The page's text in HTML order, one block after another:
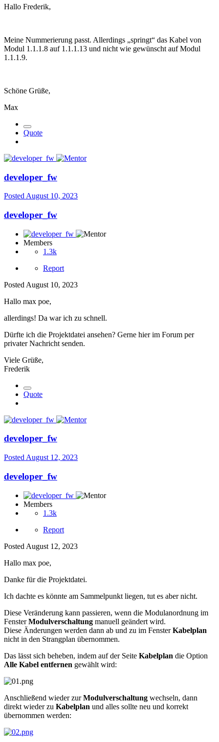
Hallo Frederik,
Meine Nummerierung passt. Allerdings „springt“ das Kabel von
Modul 1.1.1.8 auf 1.1.1.13 und nicht wie gewünscht auf Modul
1.1.1.9.
Schöne Grüße,
Max
Quote
developer_fw
Posted August 10, 2023
developer_fw
Members
1.3k
Report
Posted August 10, 2023
Hallo max poe,
allerdings! Da war ich zu schnell.
Dürfte ich die Projektdatei ansehen? Gerne hier im Forum per
privater Nachricht senden.
Viele Grüße,
Frederik
Quote
developer_fw
Posted August 12, 2023
developer_fw
Members
1.3k
Report
Posted August 12, 2023
Hallo max poe,
Danke für die Projektdatei.
Ich dachte es könnte am Sammelpunkt liegen, tut es aber nicht.
Diese Veränderung kann passieren, wenn die Modulanordnung im
FensterModulverschaltung manuell geändert wird.
Diese Änderungen werden dann ab und zu im FensterKabelplan
nicht in den Strangplan übernommen.
Das lässt sich beheben, indem auf der Seite Kabelplan die Option
Alle Kabel entfernen gewählt wird:
Anschließend wieder zurModulverschaltung wechseln, dann
direkt wieder zu Kabelplan und alles sollte neu und korrekt
übernommen werden: